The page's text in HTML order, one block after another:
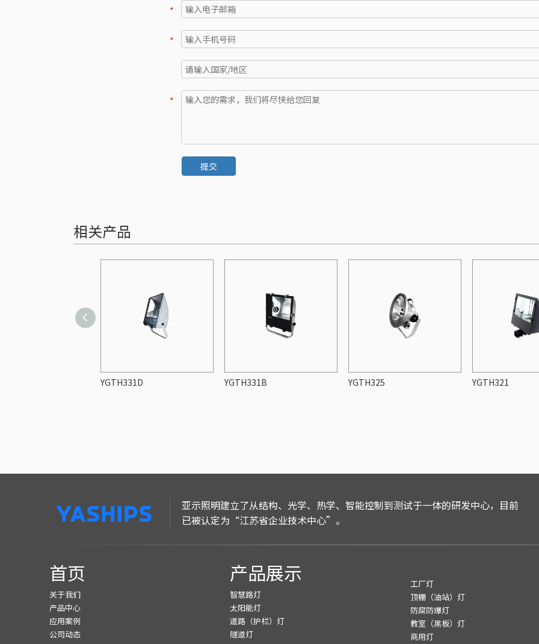
*
*
*
提交
相关产品
YGTH331D YGTH331B YGTH325 YGTH321
亚示照明建立了从结构、光学、热学、智能控制到测试于一体的研发中心，目前
已被认定为“江苏省企业技术中心”。
首页
关于我们
产品中心
应用案例
公司动态
产品展示
智慧路灯
太阳能灯
道路（护栏）灯
隧道灯
工厂灯
顶棚（油站）灯
防腐防爆灯
教室（黑板）灯
商用灯